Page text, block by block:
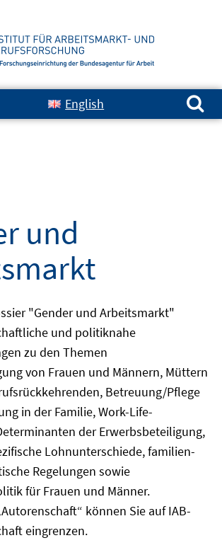
English
Suchen nach:
und
"Gender und Arbeitsmarkt"
und politiknahe
zu den Themen
von Frauen und Männern, Müttern
Betreuung/Pflege
in der Familie, Work-Life-
der Erwerbsbeteiligung,
Lohnunterschiede, familien-
Regelungen sowie
für Frauen und Männer.
können Sie auf IAB-
eingrenzen.